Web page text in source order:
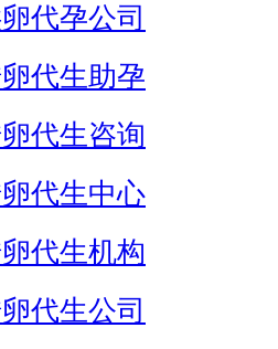
代孕公司
代生助孕
代生咨询
代生中心
代生机构
代生公司